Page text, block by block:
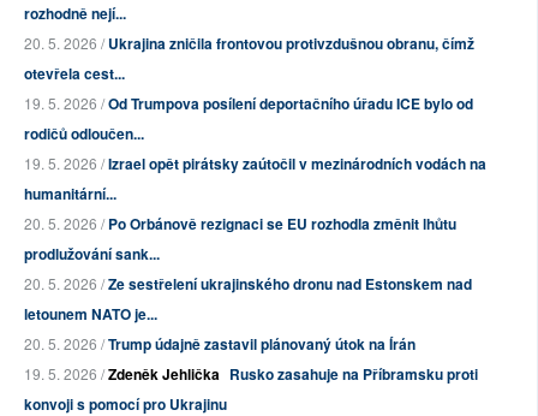
rozhodně nejí...
20. 5. 2026 /Ukrajina zničila frontovou protivzdušnou obranu, čímž
otevřela cest...
19. 5. 2026 /Od Trumpova posílení deportačního úřadu ICE bylo od
rodičů odloučen...
19. 5. 2026 /Izrael opět pirátsky zaútočil v mezinárodních vodách na
humanitární...
20. 5. 2026 /Po Orbánově rezignaci se EU rozhodla změnit lhůtu
prodlužování sank...
20. 5. 2026 /Ze sestřelení ukrajinského dronu nad Estonskem nad
letounem NATO je...
20. 5. 2026 /Trump údajně zastavil plánovaný útok na Írán
19. 5. 2026 /Zdeněk Jehlička Rusko zasahuje na Příbramsku proti
konvoji s pomocí pro Ukrajinu